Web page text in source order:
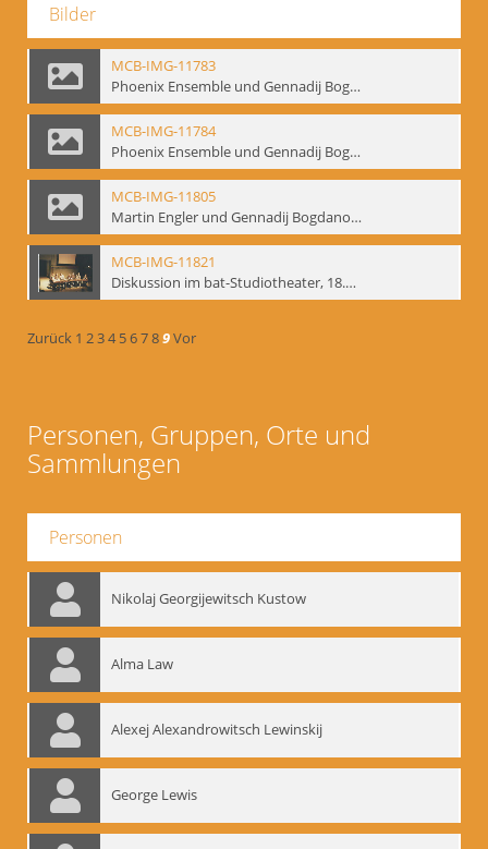
Bilder
MCB-IMG-11783
Phoenix Ensemble und Gennadij Bogdanow; BM-img-105-9
MCB-IMG-11784
Phoenix Ensemble und Gennadij Bogdanow; BM-img-105-10
MCB-IMG-11805
Martin Engler und Gennadij Bogdanow; BM-img-113
MCB-IMG-11821
Diskussion im bat-Studiotheater, 18.09.1995; BM-img-127-3
Zurück 1 234 56789Vor
Personen, Gruppen, Orte und
Sammlungen
Personen
Nikolaj Georgijewitsch Kustow
Alma Law
Alexej Alexandrowitsch Lewinskij
George Lewis